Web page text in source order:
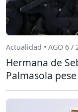
Actualidad • AGO 6 /
Hermana de
Palmasola